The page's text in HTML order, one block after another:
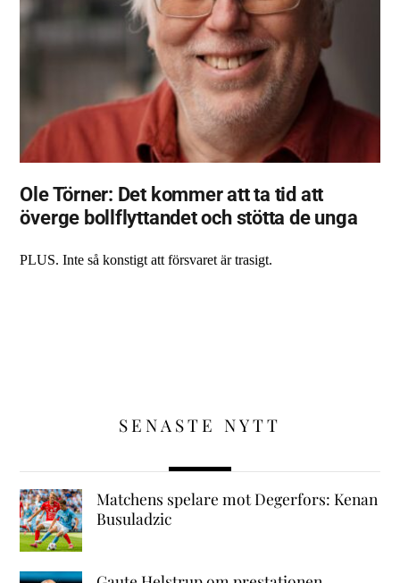
Ole Törner: Det kommer att ta tid att
överge bollflyttandet och stötta de unga
PLUS. Inte så konstigt att försvaret är trasigt.
SENASTE NYTT
Matchens spelare mot Degerfors: Kenan
Busuladzic